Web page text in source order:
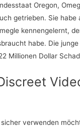
Oregon,
getrieben. Sie habe
kennengelernt,
habe. Die
Millionen Dollar
sicher verwenden